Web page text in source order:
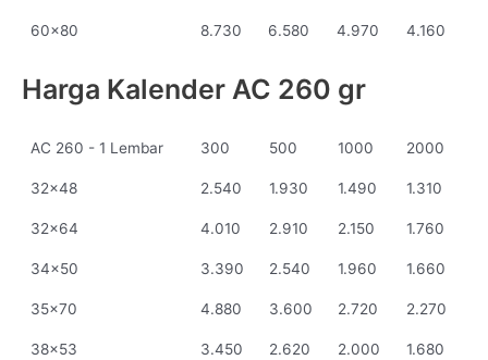
60x80 8.730 6.580 4.970 4.160
Harga Kalender AC 260 gr
AC 260 - 1 Lembar 300 500 1000 2000
32x48 2.540 1.930 1.490 1.310
32x64 4.010 2.910 2.150 1.760
34x50 3.390 2.540 1.960 1.660
35x70 4.880 3.600 2.720 2.270
38x53 3.450 2.620 2.000 1.680